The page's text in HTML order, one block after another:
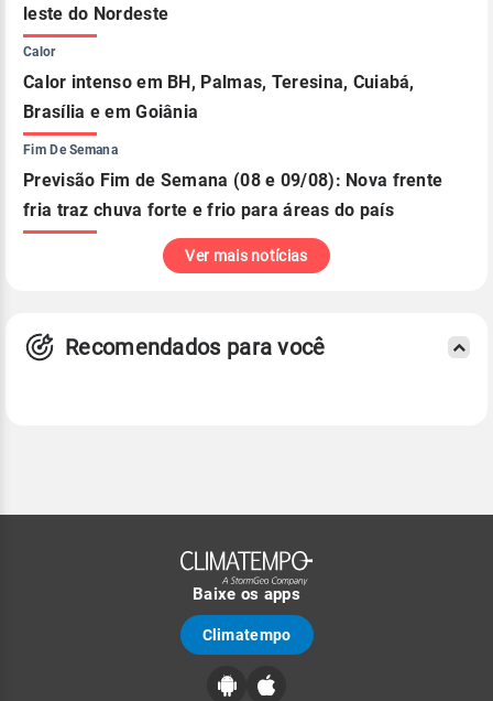
leste do Nordeste
Calor
Calor intenso em BH, Palmas, Teresina, Cuiabá,
Brasília e em Goiânia
Fim De Semana
Previsão Fim de Semana (08 e 09/08): Nova frente
fria traz chuva forte e frio para áreas do país
Ver mais notícias
Recomendados para você
Baixe os apps
Climatempo